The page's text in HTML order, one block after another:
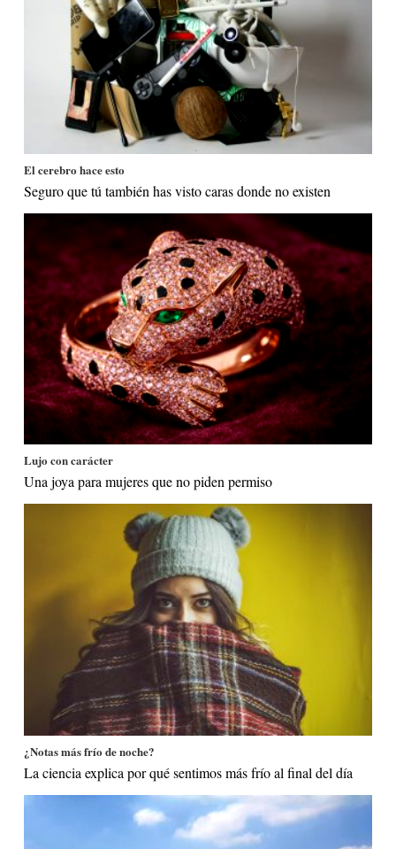
El cerebro hace esto
Seguro que tú también has visto caras donde no existen
Lujo con carácter
Una joya para mujeres que no piden permiso
¿Notas más frío de noche?
La ciencia explica por qué sentimos más frío al final del día